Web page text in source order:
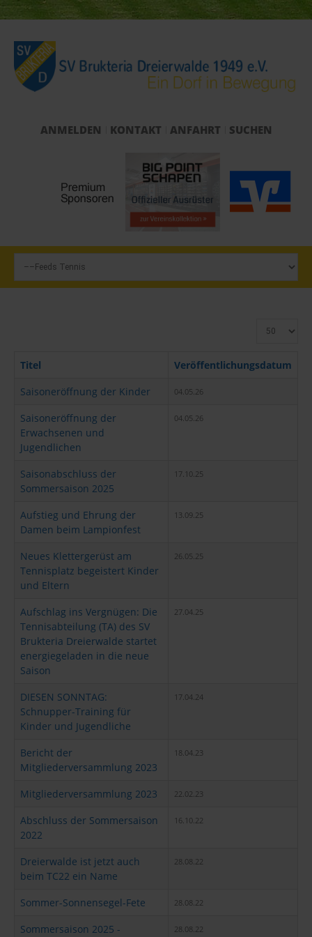
ANMELDEN KONTAKT ANFAHRT SUCHEN
Start
Tennis
Tischtennis
Breitensport
Media
Termine
Jubiläum 75
Anzeige
Titel
Veröffentlichungsdatum
Saisoneröffnung der Kinder
04.05.26
Saisoneröffnung der
Erwachsenen und
Jugendlichen
04.05.26
Saisonabschluss der
Sommersaison 2025
17.10.25
Aufstieg und Ehrung der
Damen beim Lampionfest
13.09.25
Neues Klettergerüst am
Tennisplatz begeistert Kinder
und Eltern
26.05.25
Aufschlag ins Vergnügen: Die
Tennisabteilung (TA) des SV
Brukteria Dreierwalde startet
energiegeladen in die neue
Saison
27.04.25
DIESEN SONNTAG:
Schnupper-Training für
Kinder und Jugendliche
17.04.24
Bericht der
Mitgliederversammlung 2023
18.04.23
Mitgliederversammlung 2023 22.02.23
Abschluss der Sommersaison
2022
16.10.22
Dreierwalde ist jetzt auch
beim TC22 ein Name
28.08.22
Sommer-Sonnensegel-Fete 28.08.22
Sommersaison 2025 -
28.08.22